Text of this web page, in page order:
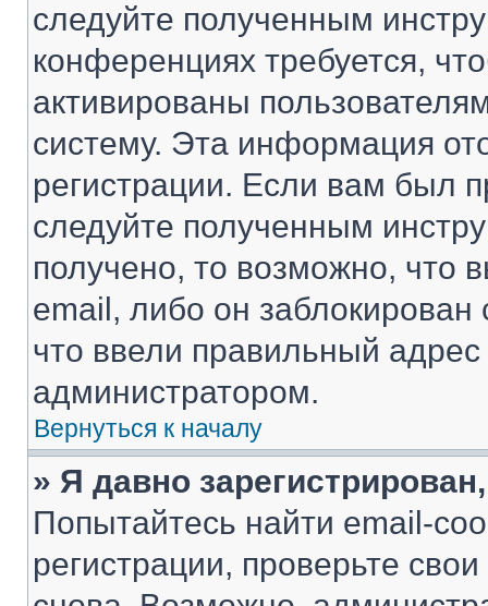
следуйте полученным
конференциях требуется,
активированы
систему. Эта информация
регистрации. Если вам был
следуйте полученным
получено, то возможно, что
email, либо он
что ввели правильный адрес
администратором.
Вернуться к началу
» Я давно
Попытайтесь найти email-
регистрации, проверьте